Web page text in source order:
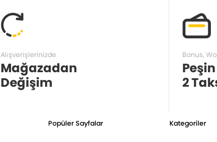
Alışverişlerinizde
Mağazadan
Değişim
Bonus,
2
Popüler Sayfalar Kategoriler